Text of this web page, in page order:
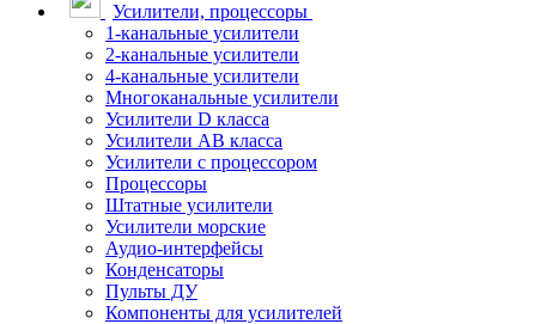
Усилители, процессоры
1-канальные усилители
2-канальные усилители
4-канальные усилители
Многоканальные усилители
Усилители D класса
Усилители АВ класса
Усилители с процессором
Процессоры
Штатные усилители
Усилители морские
Аудио-интерфейсы
Конденсаторы
Пульты ДУ
Компоненты для усилителей